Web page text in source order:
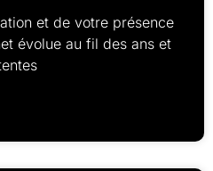
et de votre présence
évolue au fil des ans et